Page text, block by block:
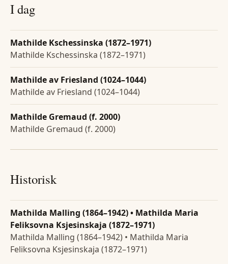
I dag
Mathilde Kschessinska (1872–1971)
Mathilde Kschessinska (1872–1971)
Mathilde av Friesland (1024–1044)
Mathilde av Friesland (1024–1044)
Mathilde Gremaud (f. 2000)
Mathilde Gremaud (f. 2000)
Historisk
Mathilda Malling (1864–1942) • Mathilda Maria
Feliksovna Ksjesinskaja (1872–1971)
Mathilda Malling (1864–1942) • Mathilda Maria
Feliksovna Ksjesinskaja (1872–1971)